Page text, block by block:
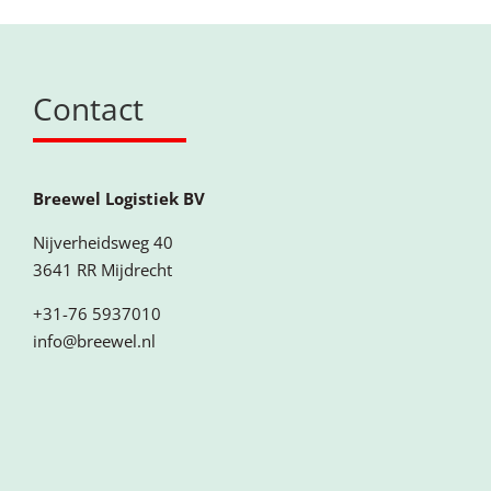
Contact
Breewel Logistiek BV
Nijverheidsweg 40
3641 RR Mijdrecht
+31-76 5937010
info@breewel.nl